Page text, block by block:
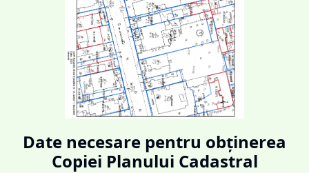
Date necesare pentru obținerea
Copiei Planului Cadastral